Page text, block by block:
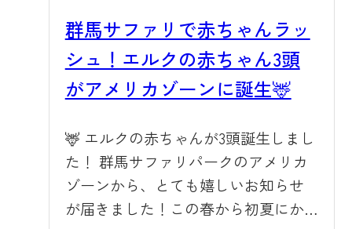
けており、乗車をお待ちいただく間
の車両の過熱やお客様の熱中症予防
にも配慮しています。さらに、園内
でご利用いただけるレンタカーも、
マイカーでお越しの場合も、いつも
の快適な車内環境のまま園内を移動
していただけますので、暑い日でも
安心してサファリ気分をお楽しみい
まだ周囲の景色に少し緊張気味の様
子も見られますが、お母さんのそば
を離れずぴったりと寄り添いなが
ら、少しずつ広い展示場に慣れてき
ています。時折、周遊バスや車が近
づくと耳をピンと立ててこちらを見
つめる姿も見られ、その仕草がまた
可愛らしいポイントです。ほかのエ
ランドの仲間たちに囲まれながら過
群馬サファリで赤ちゃんラッ
シュ！エルクの赤ちゃん3頭
がアメリカゾーンに誕生🦌
🦌 エルクの赤ちゃんが3頭誕生しまし
た！ 群馬サファリパークのアメリカ
ゾーンから、とても嬉しいお知らせ
が届きました！この春から初夏にか